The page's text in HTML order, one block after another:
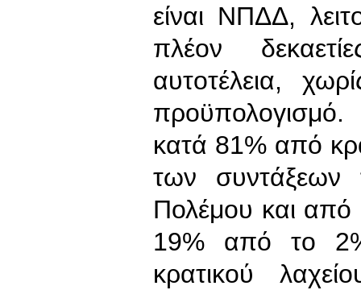
είναι ΝΠΔΔ,
πλέον
αυτοτέλεια,
κατά 81% από
των
Πολέμου και από
19% από το
κρατικού